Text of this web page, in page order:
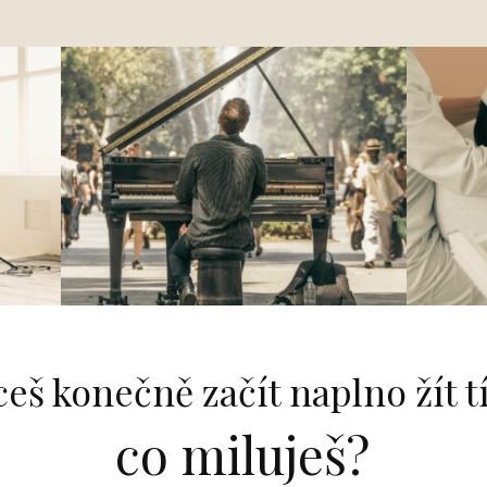
konečně začít naplno žít
co miluješ?